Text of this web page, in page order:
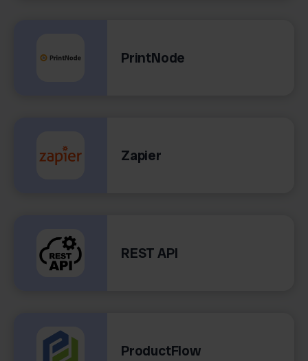
PrintNode
Zapier
REST API
ProductFlow